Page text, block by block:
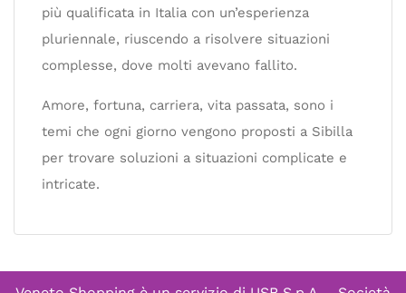
più qualificata in Italia con un’esperienza
pluriennale, riuscendo a risolvere situazioni
complesse, dove molti avevano fallito.
Amore, fortuna, carriera, vita passata, sono i
temi che ogni giorno vengono proposti a Sibilla
per trovare soluzioni a situazioni complicate e
intricate.